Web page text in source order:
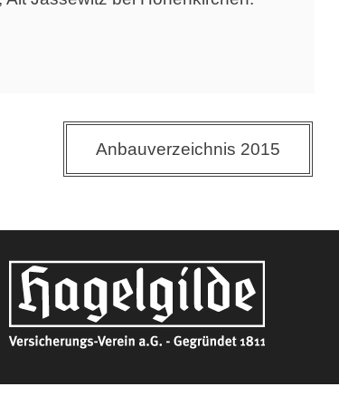
Anbauverzeichnis 2015